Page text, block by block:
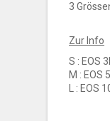
3
Zur Info
S : EOS
M : EOS
L : EOS